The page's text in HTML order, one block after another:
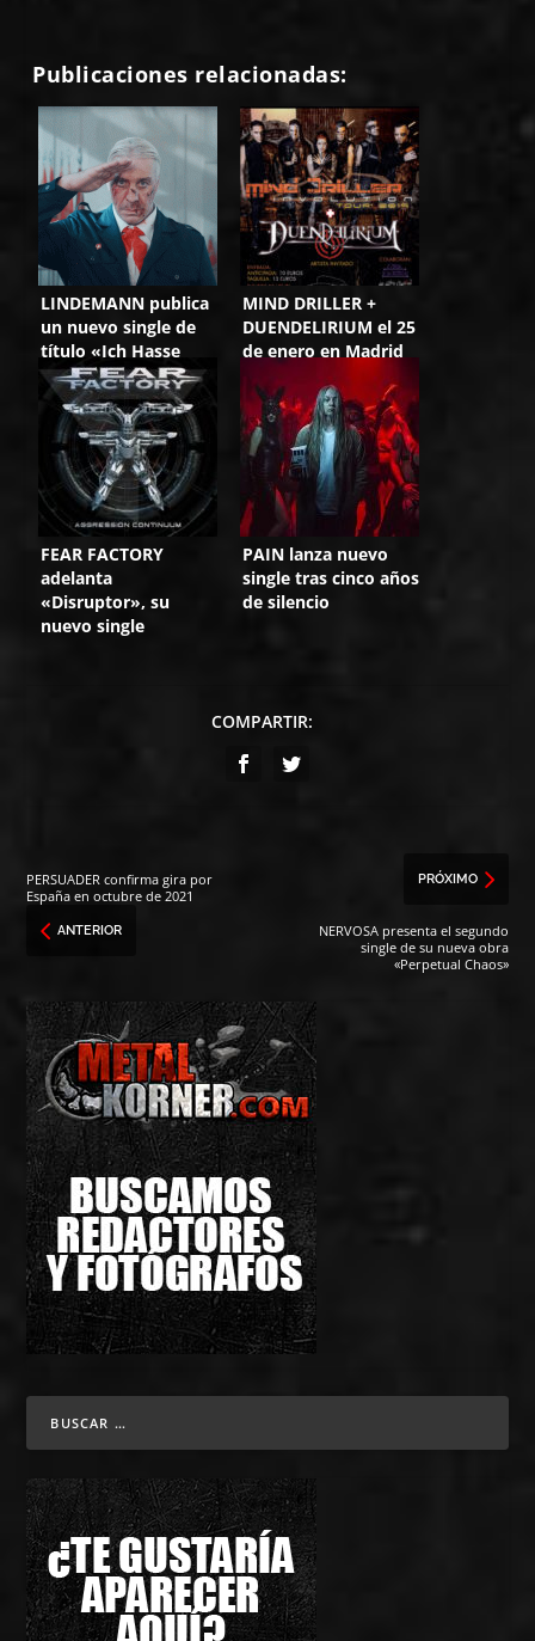
Publicaciones relacionadas:
LINDEMANN publica
un nuevo single de
título «Ich Hasse
Kinder»
MIND DRILLER +
DUENDELIRIUM el 25
de enero en Madrid
FEAR FACTORY
adelanta
«Disruptor», su
nuevo single
PAIN lanza nuevo
single tras cinco años
de silencio
COMPARTIR:
PERSUADER confirma gira por
España en octubre de 2021
ANTERIOR
PRÓXIMO
NERVOSA presenta el segundo
single de su nueva obra
«Perpetual Chaos»